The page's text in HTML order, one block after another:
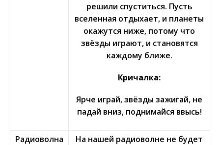
решили спуститься. Пусть
вселенная отдыхает, и планеты
окажутся ниже, потому что
звёзды играют, и становятся
каждому ближе.
Кричалка:
Ярче играй, звёзды зажигай, не
падай вниз, поднимайся ввысь!
Радиоволна
На нашей радиоволне не будет